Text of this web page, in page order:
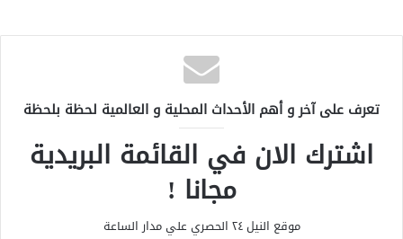
تعرف على آخر و أهم الأحداث المحلية و العالمية لحظة بلحظة
اشترك الان في القائمة البريدية
مجانا !
موقع النيل ٢٤ الحصري علي مدار الساعة